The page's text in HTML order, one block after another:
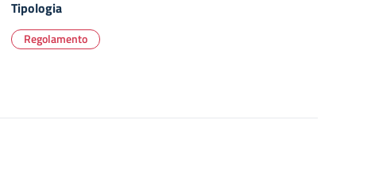
Tipologia
Regolamento